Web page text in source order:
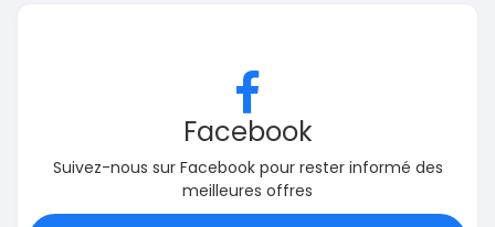
Facebook
Suivez-nous sur Facebook pour rester informé des
meilleures offres